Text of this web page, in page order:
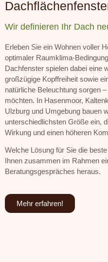
Wir definieren Ihr Dach
Erleben Sie ein Wohnen voller
optimaler Raumklima-
Dachfenster spielen dabei eine
großzügige Kopffreiheit sowie
natürliche Beleuchtung sorgen
möchten. In Hasenmoor,
Ulzburg und Umgebung bauen
unterschiedlichsten Größe ein,
Wirkung und einen höheren
Welche Lösung für Sie die
Ihnen zusammen im Rahmen
Beratungsgespräches heraus.
Mehr erfahren!